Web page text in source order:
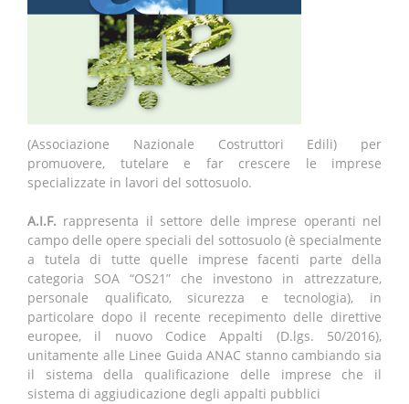
(Associazione Nazionale Costruttori Edili) per
promuovere, tutelare e far crescere le imprese
specializzate in lavori del sottosuolo.
A.I.F. rappresenta il settore delle imprese operanti nel
campo delle opere speciali del sottosuolo (è specialmente
a tutela di tutte quelle imprese facenti parte della
categoria SOA “OS21” che investono in attrezzature,
personale qualificato, sicurezza e tecnologia), in
particolare dopo il recente recepimento delle direttive
europee, il nuovo Codice Appalti (D.lgs. 50/2016),
unitamente alle Linee Guida ANAC stanno cambiando sia
il sistema della qualificazione delle imprese che il
sistema di aggiudicazione degli appalti pubblici